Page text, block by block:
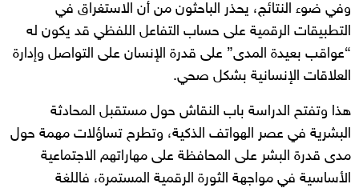
وفي ضوء النتائج، يحذر الباحثون من أن الاستغراق في
التطبيقات الرقمية على حساب التفاعل اللفظي قد يكون له
“عواقب بعيدة المدى” على قدرة الإنسان على التواصل وإدارة
العلاقات الإنسانية بشكل صحي.
هذا وتفتح الدراسة باب النقاش حول مستقبل المحادثة
البشرية في عصر الهواتف الذكية، وتطرح تساؤلات مهمة حول
مدى قدرة البشر على المحافظة على مهاراتهم الاجتماعية
الأساسية في مواجهة الثورة الرقمية المستمرة، فاللغة